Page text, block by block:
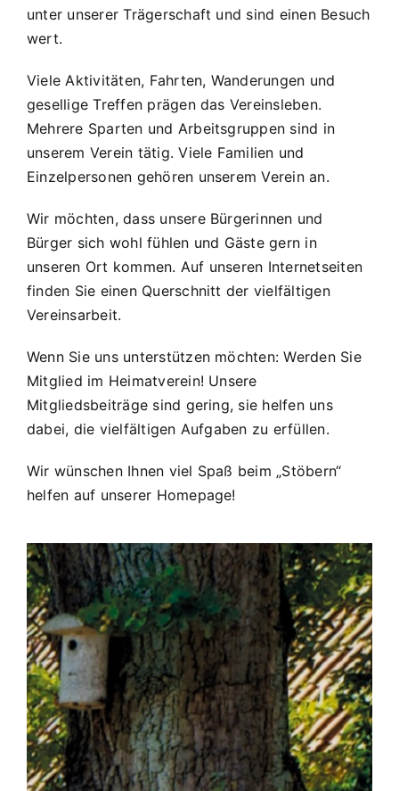
unter unserer Trägerschaft und sind einen Besuch
wert.
Viele Aktivitäten, Fahrten, Wanderungen und
gesellige Treffen prägen das Vereinsleben.
Mehrere Sparten und Arbeitsgruppen sind in
unserem Verein tätig. Viele Familien und
Einzelpersonen gehören unserem Verein an.
Wir möchten, dass unsere Bürgerinnen und
Bürger sich wohl fühlen und Gäste gern in
unseren Ort kommen. Auf unseren Internetseiten
finden Sie einen Querschnitt der vielfältigen
Vereinsarbeit.
Wenn Sie uns unterstützen möchten: Werden Sie
Mitglied im Heimatverein! Unsere
Mitgliedsbeiträge sind gering, sie helfen uns
dabei, die vielfältigen Aufgaben zu erfüllen.
Wir wünschen Ihnen viel Spaß beim „Stöbern“
helfen auf unserer Homepage!